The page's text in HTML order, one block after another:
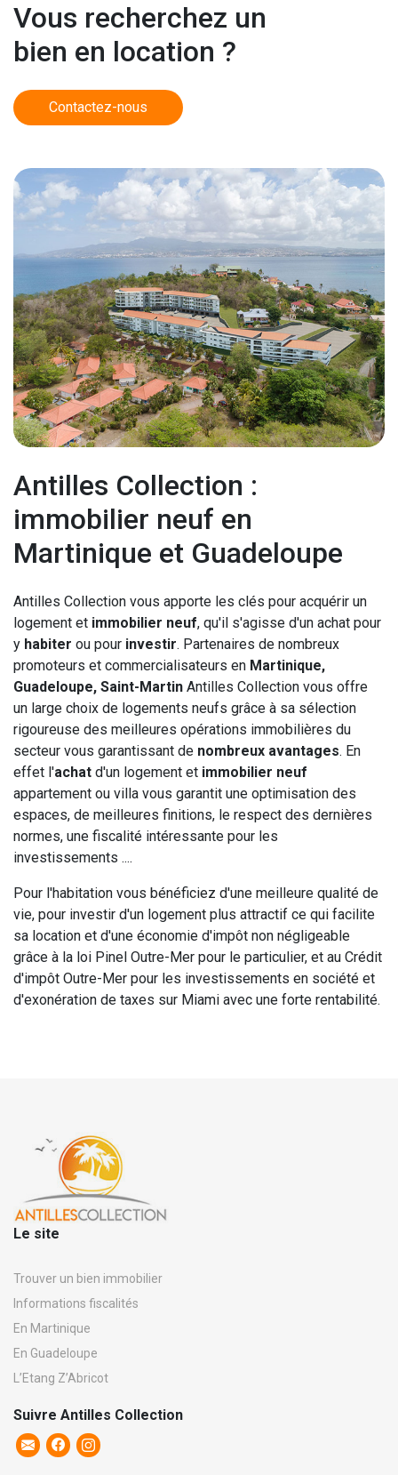
Vous recherchez un
bien en location ?
Contactez-nous
Antilles Collection :
immobilier neuf en
Martinique et Guadeloupe
Antilles Collection vous apporte les clés pour acquérir un
logement et immobilier neuf, qu'il s'agisse d'un achat pour
y habiter ou pour investir. Partenaires de nombreux
promoteurs et commercialisateurs en Martinique,
Guadeloupe, Saint-Martin Antilles Collection vous offre
un large choix de logements neufs grâce à sa sélection
rigoureuse des meilleures opérations immobilières du
secteur vous garantissant de nombreux avantages. En
effet l'achat d'un logement et immobilier neuf
appartement ou villa vous garantit une optimisation des
espaces, de meilleures finitions, le respect des dernières
normes, une fiscalité intéressante pour les
investissements ....
Pour l'habitation vous bénéficiez d'une meilleure qualité de
vie, pour investir d'un logement plus attractif ce qui facilite
sa location et d'une économie d'impôt non négligeable
grâce à la loi Pinel Outre-Mer pour le particulier, et au Crédit
d'impôt Outre-Mer pour les investissements en société et
d'exonération de taxes sur Miami avec une forte rentabilité.
Le site
Trouver un bien immobilier
Informations fiscalités
En Martinique
En Guadeloupe
L’Etang Z’Abricot
Suivre Antilles Collection